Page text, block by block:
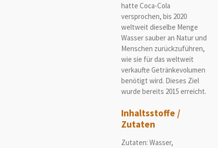
hatte Coca-Cola
versprochen, bis 2020
weltweit dieselbe Menge
Wasser sauber an Natur und
Menschen zurückzuführen,
wie sie für das weltweit
verkaufte Getränkevolumen
benötigt wird. Dieses Ziel
wurde bereits 2015 erreicht.
Inhaltsstoffe /
Zutaten
Zutaten: Wasser,